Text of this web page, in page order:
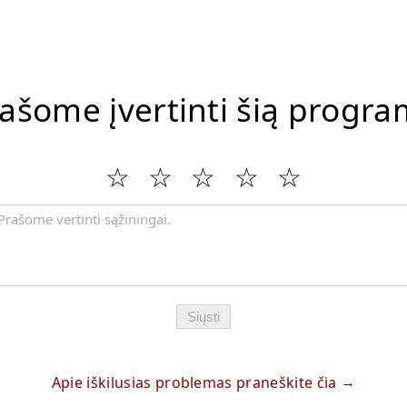
įvertinti šią
Siųsti
Apie iškilusias problemas praneškite čia